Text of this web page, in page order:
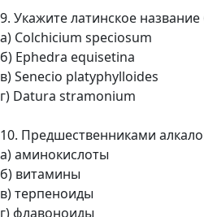
9. Укажите латинское
а) Colchicium speciosum
б) Ephedra equisetina
в) Senecio platyphylloides
г) Datura stramonium
10. Предшественниками
а) аминокислоты
б) витамины
в) терпеноиды
г) флавоноиды